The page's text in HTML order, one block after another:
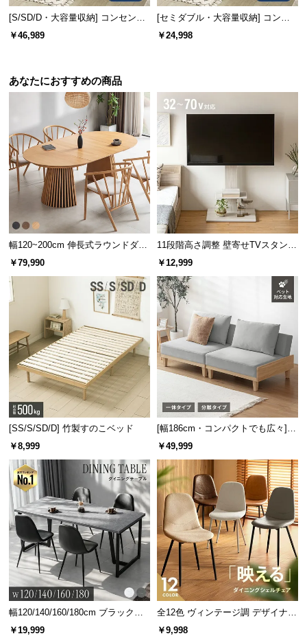
[S/SD/D・大容量収納] コンセント
機能付きベッド 超極厚マットレス
￥46,989
[セミダブル・大容量収納] コンセ
ント機能付きベッド 収納左右組み
￥24,998
あなたにおすすめの商品
幅120~200cm 伸長式ラウンドダイ
ニングテーブル 6人掛け 天然木突
板 美しい格子デザイン
￥79,990
11段階高さ調整 壁寄せTVスタンド
キャスター付き 上下左右角度調節
￥12,999
[SS/S/SD/D] 竹製すのこベッド
￥8,999
[幅186cm・コンパクトでも広々] 3
人掛けソファベッド リクライニン
￥49,999
幅120/140/160/180cm ブラックフ
レーム ダイニング 大理石調 4人掛
￥19,999
全12色 ヴィンテージ調 デザイナー
ズシェルチェア
￥9,998